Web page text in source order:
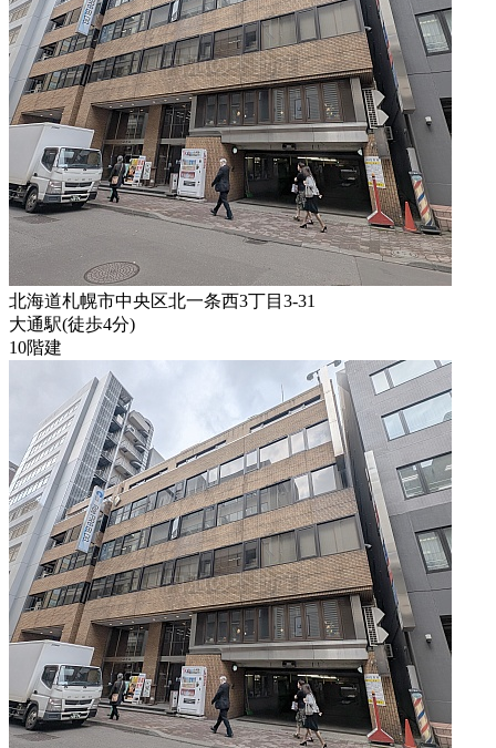
北海道札幌市中央区北一条西3丁目3-31
大通駅(徒歩4分)
10階建